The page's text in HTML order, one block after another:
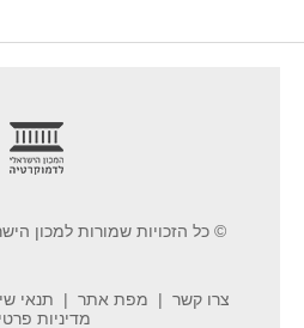
© כל הזכויות שמורות למכון
צרו קשר מפת אתר תנאי
מדיניות